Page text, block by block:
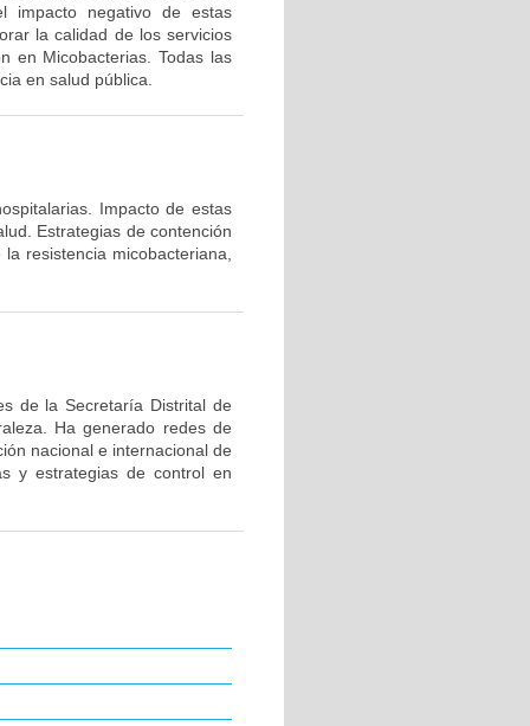
impacto negativo de estas
la calidad de los servicios
en Micobacterias. Todas las
en salud pública.
Impacto de estas
Estrategias de contención
resistencia micobacteriana,
de la Secretaría Distrital de
Ha generado redes de
nacional e internacional de
y estrategias de control en